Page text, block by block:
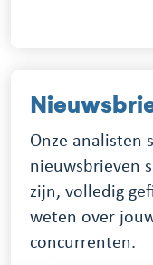
Onze analisten
nieuwsbrieven
zijn, volledig
weten over
concurrenten.